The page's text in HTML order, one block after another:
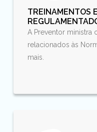
TREINAMENTOS
A Preventor ministra
relacionados às
mais.